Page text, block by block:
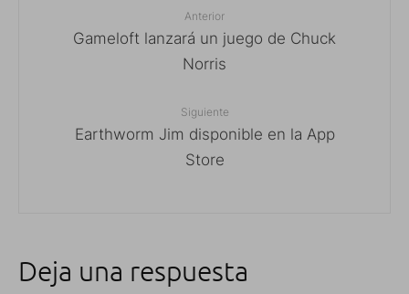
Anterior
Gameloft lanzará un juego de Chuck
Norris
Siguiente
Earthworm Jim disponible en la App
Store
Deja una respuesta